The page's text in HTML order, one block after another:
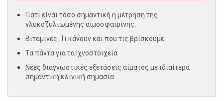
Γιατί είναι τόσο σημαντική η μέτρηση της
γλυκοζυλιωμένης αιμοσφαιρίνης;
Βιταμίνες: Τι κάνουν και που τις βρίσκουμε
Τα πάντα για τα Ιχνοστοιχεία
Νέες διαγνωστικές εξετάσεις αίματος με ιδιαίτερα
σημαντική κλινική σημασία